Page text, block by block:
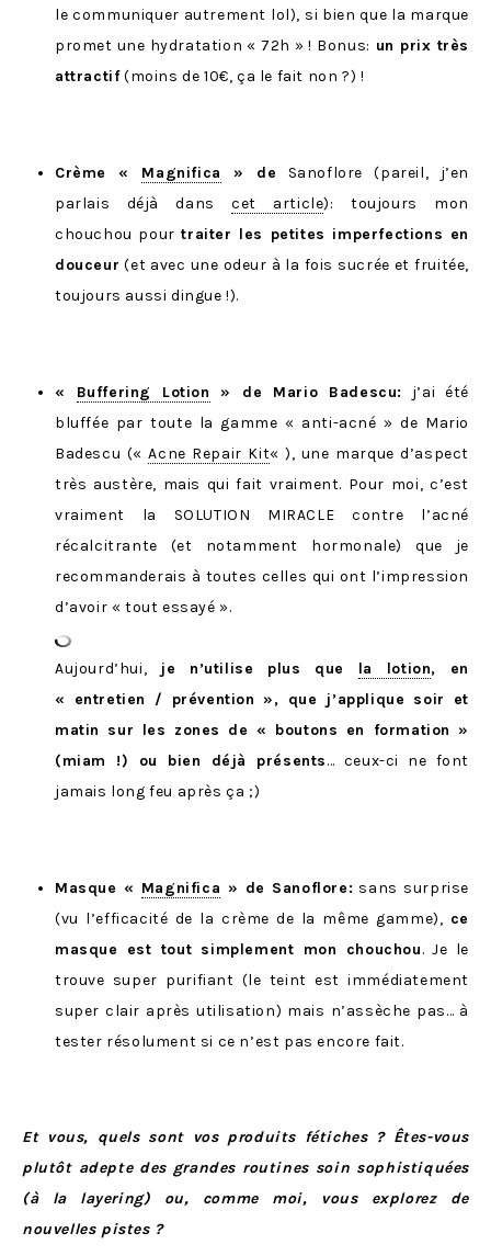
le communiquer autrement lol), si bien que la marque
promet une hydratation « 72h » ! Bonus: un prix très
attractif(moins de 10€, ça le fait non ?) !
Crème « Magnifica » de Sanoflore (pareil, j’en
parlais déjà danscet article): toujours mon
chouchou pourtraiter les petites imperfections en
douceur (et avec une odeur à la fois sucrée et fruitée,
toujours aussi dingue !).
« Buffering Lotion » de Mario Badescu:
j’ai été
bluffée par toute la gamme « anti-acné » de Mario
Badescu («Acne Repair Kit« ), une marque d’aspect
très austère, mais qui fait vraiment. Pour moi, c’est
vraiment la SOLUTION MIRACLE contre l’acné
récalcitrante (et notamment hormonale) que je
recommanderais à toutes celles qui ont l’impression
d’avoir « tout essayé ».
Aujourd’hui, je n’utilise plus que la lotion, en
« entretien / prévention », que j’applique soir et
matin sur les zones de « boutons en formation »
(miam !) ou bien déjà présents… ceux-ci ne font
jamais long feu après ça ;)
Masque « Magnifica » de Sanoflore: sans surprise
(vu l’efficacité de la crème de la même gamme), ce
masque est tout simplement mon chouchou. Je le
trouve super purifiant (le teint est immédiatement
super clair après utilisation) mais n’assèche pas… à
tester résolument si ce n’est pas encore fait.
Et vous, quels sont vos produits fétiches ? Êtes-vous
plutôt adepte des grandes routines soin sophistiquées
(à la layering) ou, comme moi, vous explorez de
nouvelles pistes ?